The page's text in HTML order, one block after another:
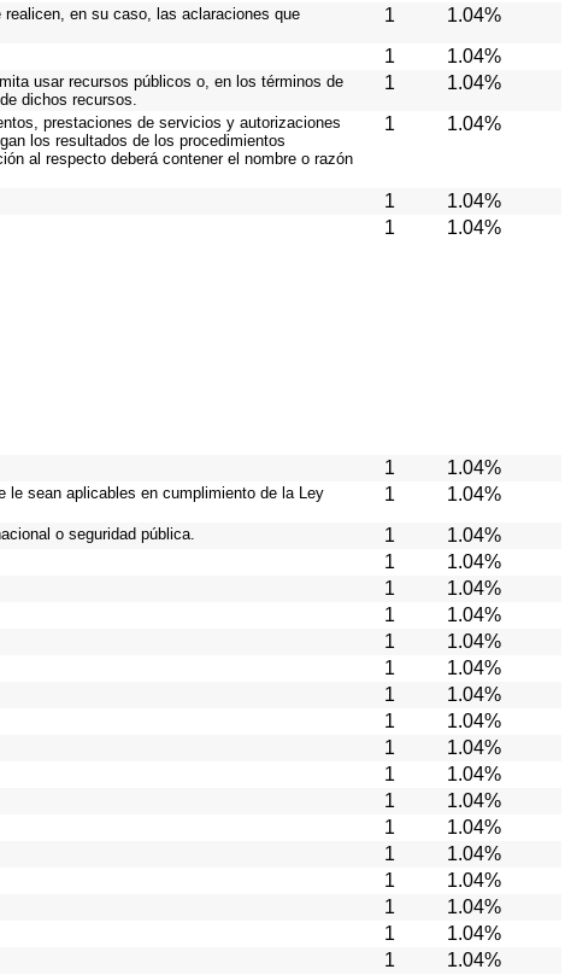
en su caso, las aclaraciones que
1 1.04%
1 1.04%
usar recursos públicos o, en los términos de
dichos recursos.
1 1.04%
prestaciones de servicios y autorizaciones
los resultados de los procedimientos
al respecto deberá contener el nombre o razón
1 1.04%
1 1.04%
1 1.04%
1 1.04%
sean aplicables en cumplimiento de la Ley
1 1.04%
o seguridad pública. 1 1.04%
1 1.04%
1 1.04%
1 1.04%
1 1.04%
1 1.04%
1 1.04%
1 1.04%
1 1.04%
1 1.04%
1 1.04%
1 1.04%
1 1.04%
1 1.04%
1 1.04%
1 1.04%
1 1.04%